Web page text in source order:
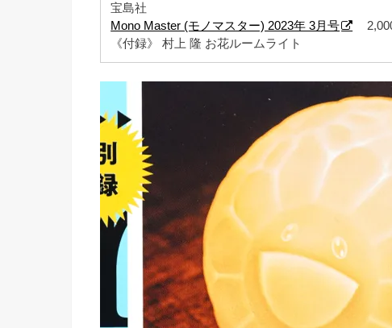
宝島社
Mono Master (モノマスター) 2023年 3月号
《付録》 村上 隆 お花ルームライト